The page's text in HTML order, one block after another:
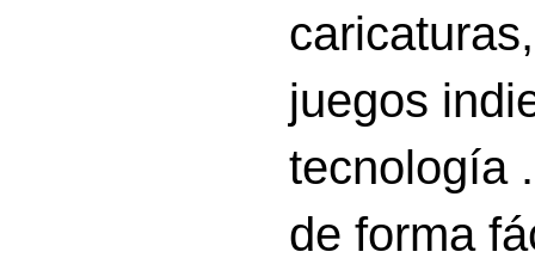
juegos
tecnología
de forma